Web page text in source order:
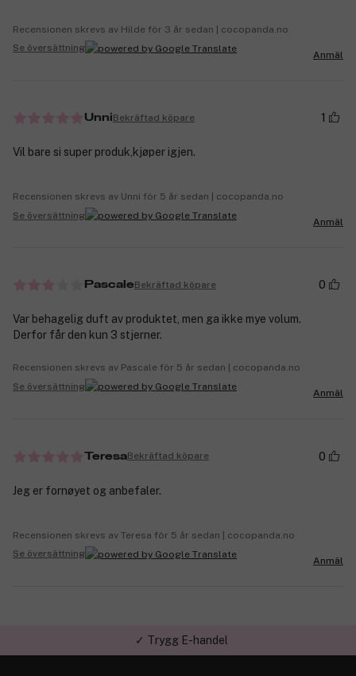
Recensionen skrevs av Hilde för 3 år sedan | cocopanda.no
Se översättning
Anmäl
UnniBekräftad köpare 1
Vil bare si super produk,kjøper igjen.
Recensionen skrevs av Unni för 5 år sedan | cocopanda.no
Se översättning
Anmäl
PascaleBekräftad köpare 0
Var behagelig duft av produktet, men ga ikke mye volum.
Derfor får den kun 3 stjerner.
Recensionen skrevs av Pascale för 5 år sedan | cocopanda.no
Se översättning
Anmäl
TeresaBekräftad köpare 0
Jeg er fornøyet og anbefaler.
Recensionen skrevs av Teresa för 5 år sedan | cocopanda.no
Se översättning
Anmäl
✓ Trygg E-handel